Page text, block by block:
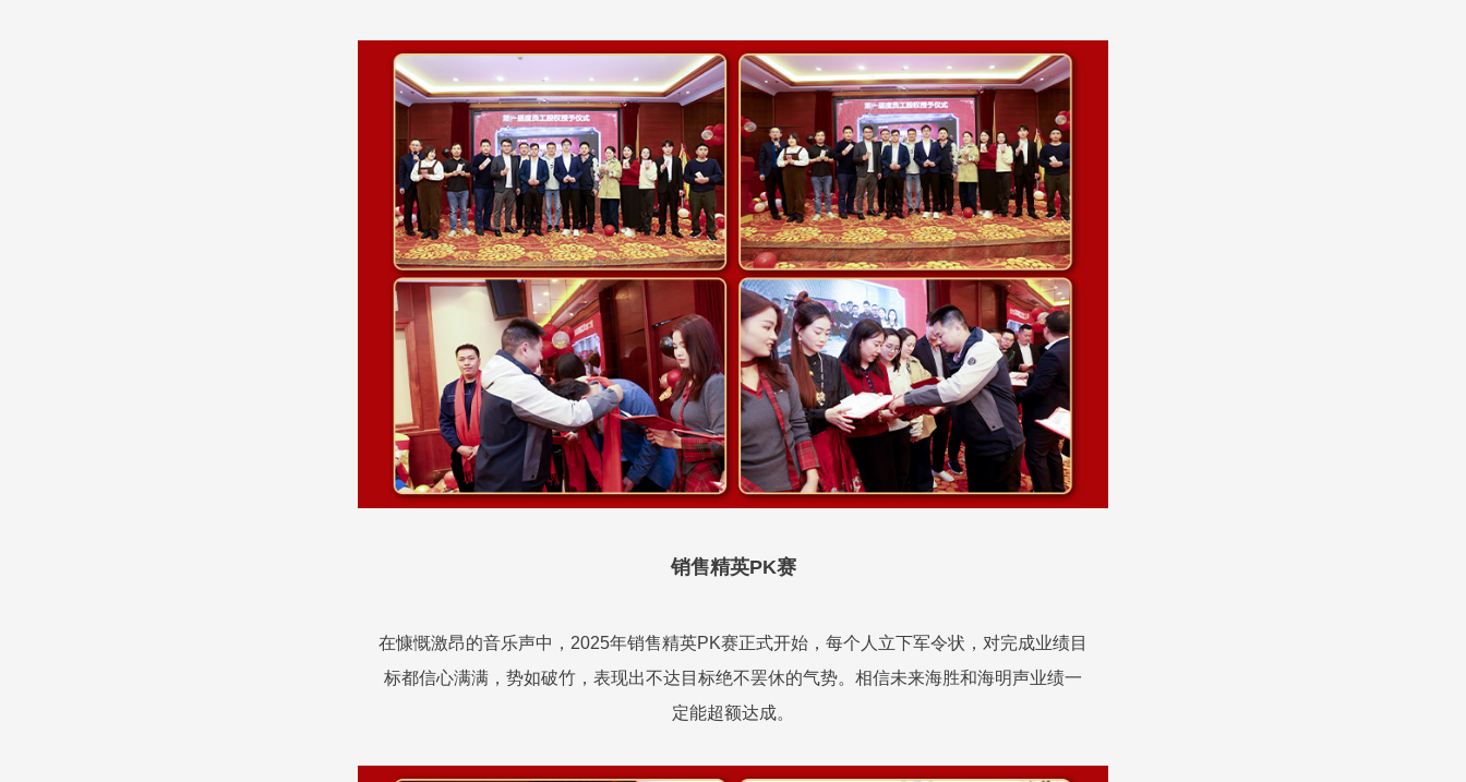
销售精英PK赛
在慷慨激昂的音乐声中，2025年销售精英PK赛正式开始，每个人立下军令状，对完成业绩目
标都信心满满，势如破竹，表现出不达目标绝不罢休的气势。相信未来海胜和海明声业绩一
定能超额达成。